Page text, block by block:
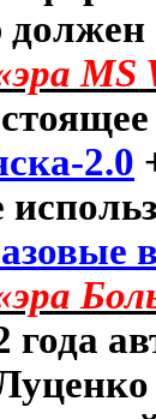
MS
2.0
года